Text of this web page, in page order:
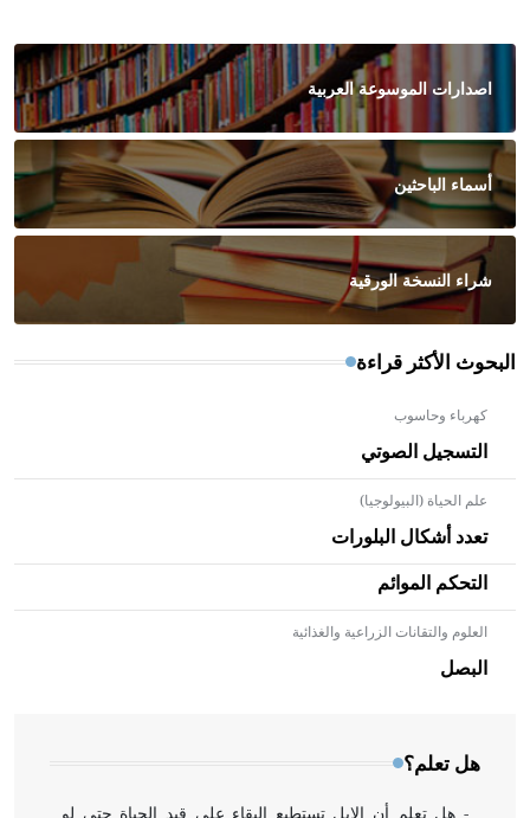
اصدارات الموسوعة العربية
أسماء الباحثين
شراء النسخة الورقية
البحوث الأكثر قراءة
كهرباء وحاسوب
التسجيل الصوتي
علم الحياة (البيولوجيا)
تعدد أشكال البلورات
التحكم الموائم
العلوم والتقانات الزراعية والغذائية
البصل
هل تعلم؟
- هل تعلم أن الأبلق نوع من الفنون الهندسية التي ارتبطت
بالعمارة الإسلامية في بلاد الشام ومصر خاصة، حيث يحرص
المعمار على بناء مداميكه وخاصة في الواجهات
- هل تعلم أن الإبل تستطيع البقاء على قيد الحياة حتى لو